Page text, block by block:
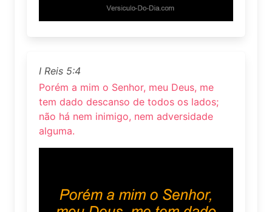
I Reis 5:4
Porém a mim o Senhor, meu Deus, me
tem dado descanso de todos os lados;
não há nem inimigo, nem adversidade
alguma.